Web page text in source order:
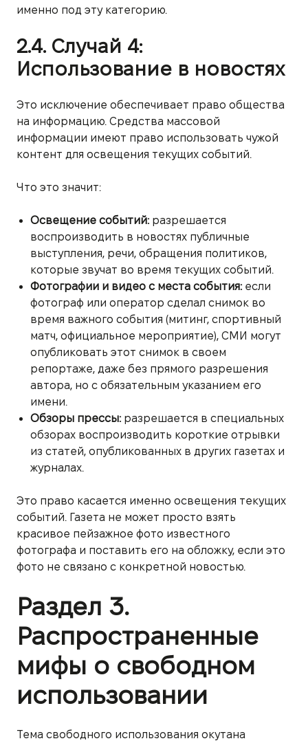
именно под эту категорию.
2.4. Случай 4:
Использование в новостях
Это исключение обеспечивает право общества
на информацию. Средства массовой
информации имеют право использовать чужой
контент для освещения текущих событий.
Что это значит:
Освещение событий:разрешается
воспроизводить в новостях публичные
выступления, речи, обращения политиков,
которые звучат во время текущих событий.
Фотографии и видео с места события:если
фотограф или оператор сделал снимок во
время важного события (митинг, спортивный
матч, официальное мероприятие), СМИ могут
опубликовать этот снимок в своем
репортаже, даже без прямого разрешения
автора, но с обязательным указанием его
имени.
Обзоры прессы:разрешается в специальных
обзорах воспроизводить короткие отрывки
из статей, опубликованных в других газетах и
журналах.
Это право касается именно освещения текущих
событий. Газета не может просто взять
красивое пейзажное фото известного
фотографа и поставить его на обложку, если это
фото не связано с конкретной новостью.
Раздел 3.
Распространенные
мифы о свободном
использовании
Тема свободного использования окутана